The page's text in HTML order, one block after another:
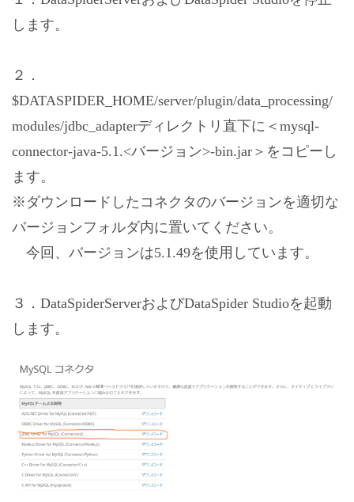
します。
２．
$DATASPIDER_HOME/server/plugin/data_processing/
modules/jdbc_adapterディレクトリ直下に＜mysql-
connector-java-5.1.<バージョン>-bin.jar＞をコピーし
ます。
※ダウンロードしたコネクタのバージョンを適切な
バージョンフォルダ内に置いてください。
今回、バージョンは5.1.49を使用しています。
３．DataSpiderServerおよびDataSpider Studioを起動
します。